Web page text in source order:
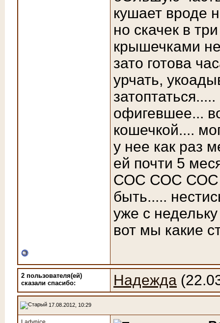
кушает вроде
но скачек в
крышечками не
зато готова
урчать,
офигевшее...
кошечкой....
у нее как раз
ей почти 5
СОС СОС СОС -
быть.....
уже с
вот мы какие
2 пользователя(ей)
сказали cпасибо:
Надежда
17.08.2012, 10:29